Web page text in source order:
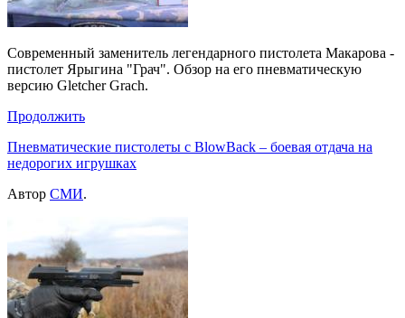
Современный заменитель легендарного пистолета Макарова -
пистолет Ярыгина "Грач". Обзор на его пневматическую
версию Gletcher Grach.
Продолжить
Пневматические пистолеты с BlowBack – боевая отдача на
недорогих игрушках
Автор СМИ.